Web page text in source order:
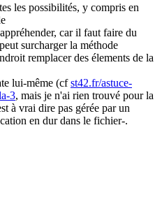
les possibilités, y compris en
car il faut faire du
surcharger la méthode
remplacer des élements de la
lui-même (cfst42.fr/astuce-
3, mais je n'ai rien trouvé pour la
à vrai dire pas gérée par un
en dur dans le fichier-.